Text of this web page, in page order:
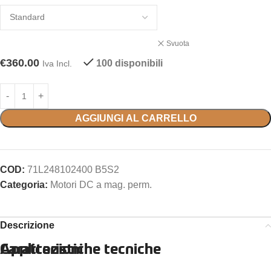
Svuota
€360.00 Iva Incl. 100 disponibili
AGGIUNGI AL CARRELLO
COD: 71L248102400 B5S2
Categoria: Motori DC a mag. perm.
Descrizione
Caratteristiche tecniche
Applicazioni